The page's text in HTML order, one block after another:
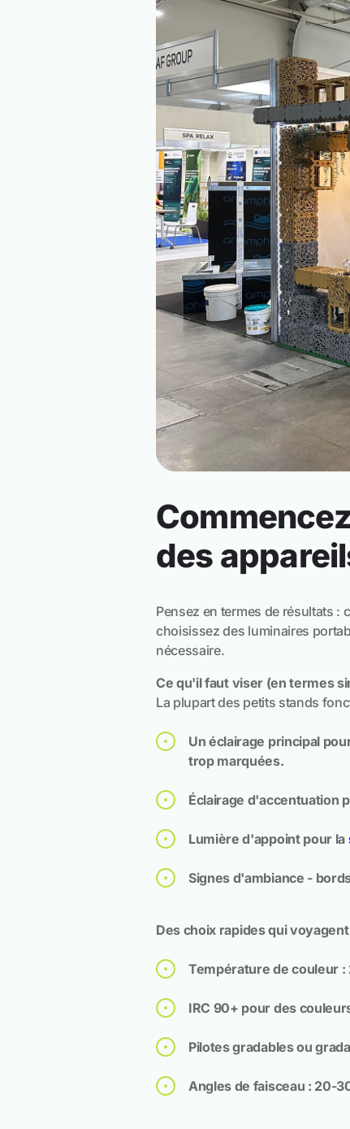
des
Pensez en termes de résultats :
choisissez des luminaires
nécessaire.
Ce qu'il faut viser (en termes
La plupart des petits stands
Un éclairage principal
trop marquées.
Éclairage d'accentuation
Lumière d'appoint pour la
Signes d'ambiance -
Des choix rapides qui
Température de couleur
IRC 90+ pour des
Pilotes gradables ou
Angles de faisceau : 20-